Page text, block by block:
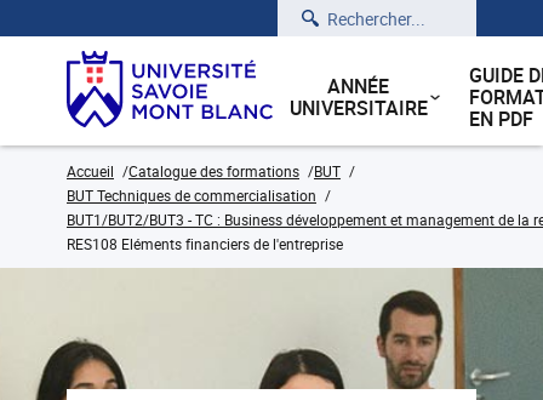
Rechercher
ANNÉE
UNIVERSITAIRE
GUIDE
EN PDF
Accueil Catalogue des formations
BUT
BUT Techniques de commercialisation
BUT1/BUT2/BUT3 - TC : Business développement et management de la
RES108 Eléments financiers de l'entreprise